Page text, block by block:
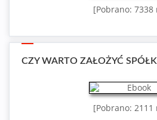
[Pobrano: 7338
CZY WARTO ZAŁOŻYĆ
[Pobrano: 2111